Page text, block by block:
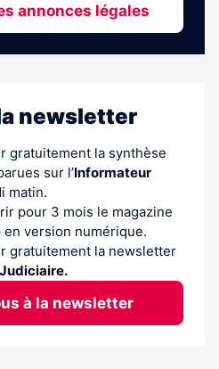
annonces légales
newsletter
gratuitement la synthèse
sur l’Informateur
matin.
pour 3 mois le magazine
en version numérique.
gratuitement la newsletter
à la newsletter